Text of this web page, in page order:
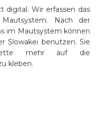
digital. Wir erfassen das
Nach der
im Mautsystem können
Slowakei benutzen. Sie
mehr auf die
kleben.